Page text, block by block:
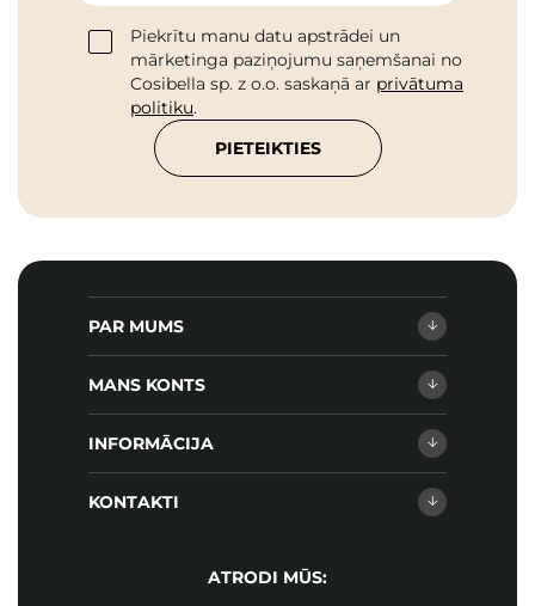
Piekrītu manu datu apstrādei un
mārketinga paziņojumu saņemšanai no
Cosibella sp. z o.o. saskaņā ar privātuma
politiku.
PIETEIKTIES
PAR MUMS
MANS KONTS
INFORMĀCIJA
KONTAKTI
ATRODI MŪS: